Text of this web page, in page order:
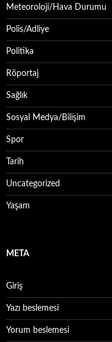
Meteoroloji/Hava Durumu
Polis/Adliye
Politika
Röportaj
Sağlık
Sosyal Medya/Bilişim
Spor
Tarih
Uncategorized
Yaşam
META
Giriş
Yazı beslemesi
Yorum beslemesi